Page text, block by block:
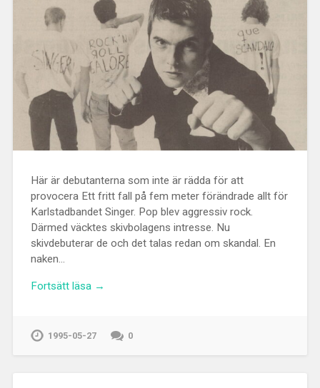
Här är debutanterna som inte är rädda för att
provocera Ett fritt fall på fem meter förändrade allt för
Karlstadbandet Singer. Pop blev aggressiv rock.
Därmed väcktes skivbolagens intresse. Nu
skivdebuterar de och det talas redan om skandal. En
naken…
Fortsätt läsa →
1995-05-27 0